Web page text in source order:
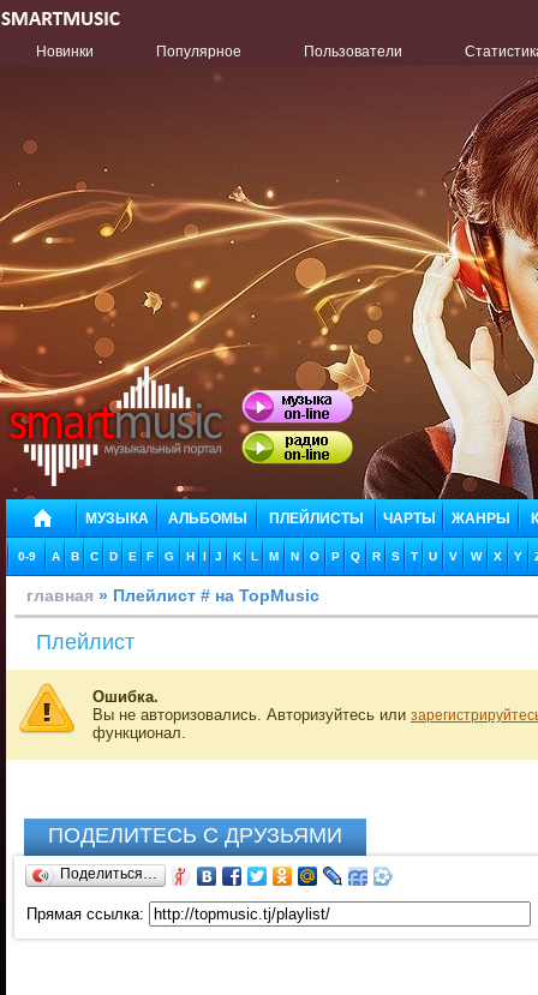
Новинки Популярное Пользователи
МУЗЫКА АЛЬБОМЫ ПЛЕЙЛИСТЫ ЧАРТЫ ЖАНРЫ
0-9 A B C D E F G H I J K L M N O P Q R S T U V W X Y
главная » Плейлист # на TopMusic
Плейлист
Ошибка.
Вы не авторизовались. Авторизуйтесь или
функционал.
ПОДЕЛИТЕСЬ С ДРУЗЬЯМИ
Поделиться…
Прямая ссылка: